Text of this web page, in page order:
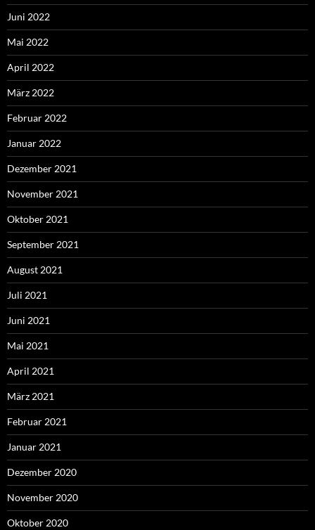
Juni 2022
Mai 2022
April 2022
März 2022
Februar 2022
Januar 2022
Dezember 2021
November 2021
Oktober 2021
September 2021
August 2021
Juli 2021
Juni 2021
Mai 2021
April 2021
März 2021
Februar 2021
Januar 2021
Dezember 2020
November 2020
Oktober 2020